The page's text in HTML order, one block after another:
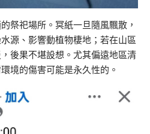
祭祀場所。冥紙一旦隨風飄散，
源、影響動植物棲地；若在山區
後果不堪設想。尤其偏遠地區清
境的傷害可能是永久性的。